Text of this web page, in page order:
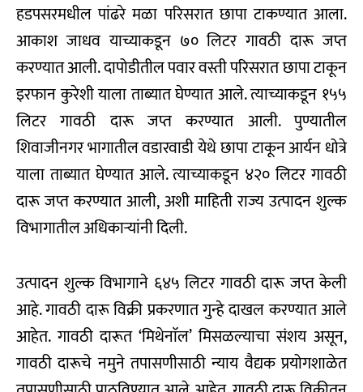
हडपसरमधील पांढरे मळा परिसरात छापा टाकण्यात आला.
आकाश जाधव याच्याकडून ७० लिटर गावठी दारू जप्त
करण्यात आली. दापोडीतील पवार वस्ती परिसरात छापा टाकून
इरफान कुरेशी याला ताब्यात घेण्यात आले. त्याच्याकडून १५५
लिटर गावठी दारू जप्त करण्यात आली. पुण्यातील
शिवाजीनगर भागातील वडारवाडी येथे छापा टाकून आर्यन धोत्रे
याला ताब्यात घेण्यात आले. त्याच्याकडून ४२० लिटर गावठी
दारू जप्त करण्यात आली, अशी माहिती राज्य उत्पादन शुल्क
विभागातील अधिकाऱ्यांनी दिली.
उत्पादन शुल्क विभागाने ६४५ लिटर गावठी दारू जप्त केली
आहे. गावठी दारू विक्री प्रकरणात गुन्हे दाखल करण्यात आले
आहेत. गावठी दारूत ‘मिथेनाॅल’ मिसळल्याचा संशय असून,
गावठी दारूचे नमुने तपासणीसाठी न्याय वैद्यक प्रयोगशाळेत